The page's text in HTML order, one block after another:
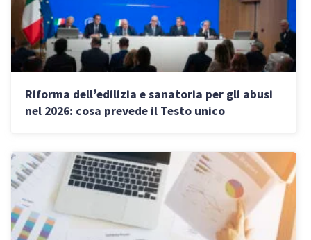
Riforma dell’edilizia e sanatoria per gli abusi
nel 2026: cosa prevede il Testo unico